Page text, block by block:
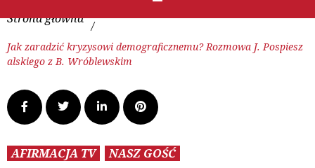
Strona główna /
Jak zaradzić kryzysowi demograficznemu? Rozmowa J. Pospiesz
alskiego z B. Wróblewskim
AFIRMACJA TV NASZ GOŚĆ